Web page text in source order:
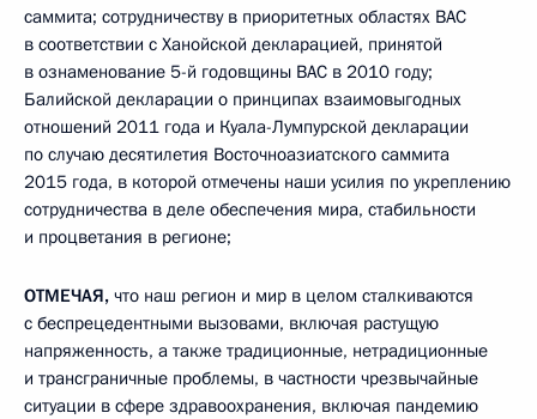
саммита; сотрудничеству в приоритетных областях ВАС
в соответствии с Ханойской декларацией, принятой
в ознаменование 5-й годовщины ВАС в 2010 году;
Балийской декларации о принципах взаимовыгодных
отношений 2011 года и Куала-Лумпурской декларации
по случаю десятилетия Восточноазиатского саммита
2015 года, в которой отмечены наши усилия по укреплению
сотрудничества в деле обеспечения мира, стабильности
и процветания в регионе;
ОТМЕЧАЯ, что наш регион и мир в целом сталкиваются
с беспрецедентными вызовами, включая растущую
напряженность, а также традиционные, нетрадиционные
и трансграничные проблемы, в частности чрезвычайные
ситуации в сфере здравоохранения, включая пандемию